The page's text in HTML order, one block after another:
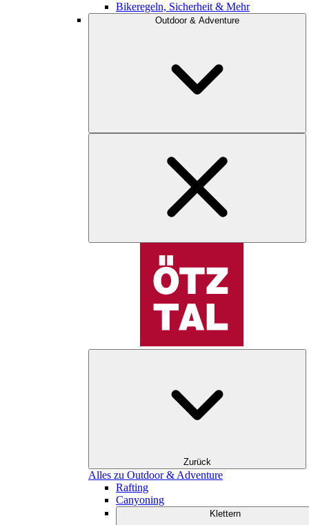
Bikeregeln, Sicherheit & Mehr
Outdoor & Adventure
Zurück
Alles zu Outdoor & Adventure
Rafting
Canyoning
Klettern